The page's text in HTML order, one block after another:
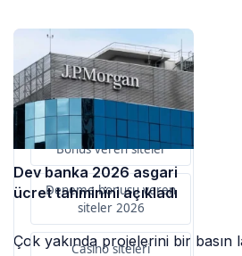
Sponsorlarımız
Bu içerik destekçileri
primebahis resmi giris
Bonus veren siteler
Deneme bonusu veren
siteler 2026
Casino siteleri
Dev banka 2026 asgari
ücret tahminini açıkladı
Çok yakında projelerini bir basın